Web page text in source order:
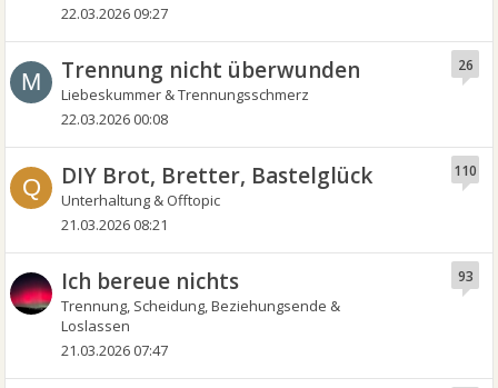
22.03.2026 09:27
M Trennung nicht überwunden
Liebeskummer & Trennungsschmerz
26
22.03.2026 00:08
Q DIY Brot, Bretter, Bastelglück
Unterhaltung & Offtopic
110
21.03.2026 08:21
Ich bereue nichts
Trennung, Scheidung, Beziehungsende &
Loslassen
93
21.03.2026 07:47